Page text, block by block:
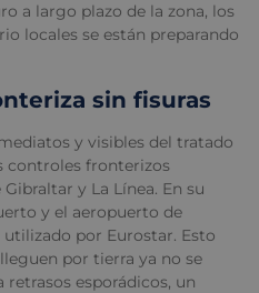
a largo plazo de la zona, los
locales se están preparando
sin fisuras
y visibles del tratado
controles fronterizos
y La Línea. En su
y el aeropuerto de
por Eurostar. Esto
por tierra ya no se
esporádicos, un